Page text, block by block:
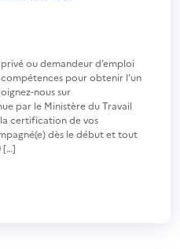
ou demandeur d’emploi
pour obtenir l’un
nous sur
par le Ministère du Travail
certification de vos
dès le début et tout
[…]